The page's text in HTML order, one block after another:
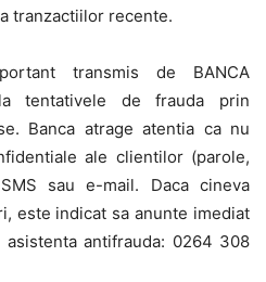
tranzactiilor recente.
transmis de BANCA
tentativele de frauda prin
Banca atrage atentia ca nu
ale clientilor (parole,
sau e-mail. Daca cineva
este indicat sa anunte imediat
antifrauda: 0264 308